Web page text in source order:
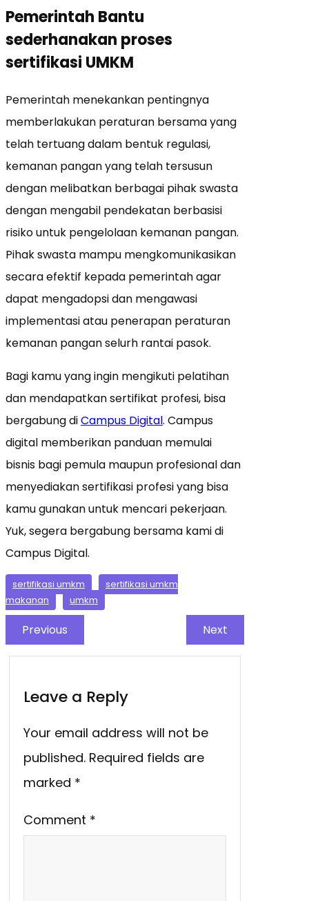
Pemerintah Bantu
sederhanakan proses
sertifikasi UMKM
Pemerintah menekankan pentingnya
memberlakukan peraturan bersama yang
telah tertuang dalam bentuk regulasi,
kemanan pangan yang telah tersusun
dengan melibatkan berbagai pihak swasta
dengan mengabil pendekatan berbasisi
risiko untuk pengelolaan kemanan pangan.
Pihak swasta mampu mengkomunikasikan
secara efektif kepada pemerintah agar
dapat mengadopsi dan mengawasi
implementasi atau penerapan peraturan
kemanan pangan selurh rantai pasok.
Bagi kamu yang ingin mengikuti pelatihan
dan mendapatkan sertifikat profesi, bisa
bergabung diCampus Digital. Campus
digital memberikan panduan memulai
bisnis bagi pemula maupun profesional dan
menyediakan sertifikasi profesi yang bisa
kamu gunakan untuk mencari pekerjaan.
Yuk, segera bergabung bersama kami di
Campus Digital.
sertifikasi umkm
sertifikasi umkm
makanan
umkm
Previous Next
Leave a Reply
Your email address will not be
published. Required fields are
marked *
Comment *